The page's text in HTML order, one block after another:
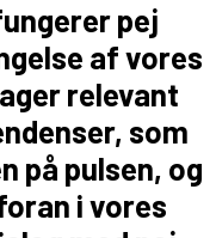
pej
af vores
relevant
som
på pulsen, og
i vores